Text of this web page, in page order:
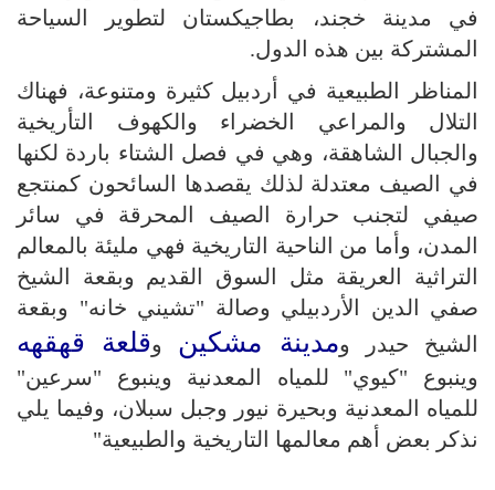
في مدينة خجند، بطاجيكستان لتطوير السياحة
المشتركة بين هذه الدول.
المناظر الطبيعية في أردبيل كثيرة ومتنوعة، فهناك
التلال والمراعي الخضراء والكهوف التأريخية
والجبال الشاهقة، وهي في فصل الشتاء باردة لكنها
في الصيف معتدلة لذلك يقصدها السائحون كمنتجع
صيفي لتجنب حرارة الصيف المحرقة في سائر
المدن، وأما من الناحية التاريخية فهي مليئة بالمعالم
التراثية العريقة مثل السوق القديم وبقعة الشيخ
صفي الدين الأردبيلي وصالة "تشيني خانه" وبقعة
الشيخ حيدر ومدينة مشكين وقلعة قهقهه
وينبوع "كيوي" للمياه المعدنية وينبوع "سرعين"
للمياه المعدنية وبحيرة نيور وجبل سبلان، وفيما يلي
نذكر بعض أهم معالمها التاريخية والطبيعية"